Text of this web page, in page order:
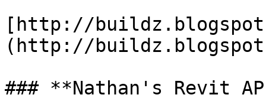
[http://
(http://
### **Nathan's Revit